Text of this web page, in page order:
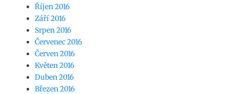
Říjen 2016
Září 2016
Srpen 2016
Červenec 2016
Červen 2016
Květen 2016
Duben 2016
Březen 2016